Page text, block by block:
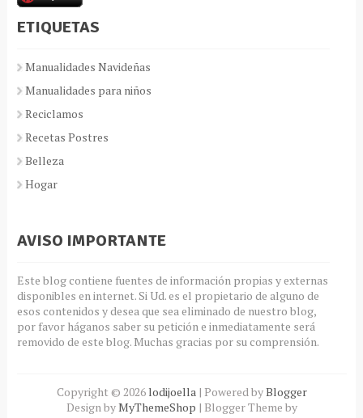
ETIQUETAS
Manualidades Navideñas
Manualidades para niños
Reciclamos
Recetas Postres
Belleza
Hogar
AVISO IMPORTANTE
Este blog contiene fuentes de información propias y externas
disponibles en internet. Si Ud. es el propietario de alguno de
esos contenidos y desea que sea eliminado de nuestro blog,
por favor háganos saber su petición e inmediatamente será
removido de este blog. Muchas gracias por su comprensión.
Copyright © 2026 lodijoella| Powered byBlogger
Design byMyThemeShop | Blogger Theme by